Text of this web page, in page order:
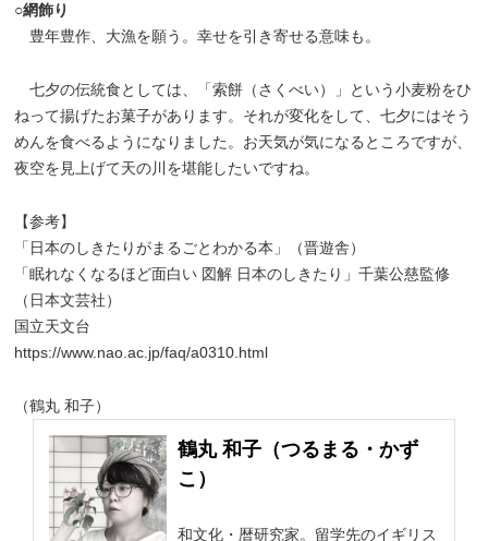
○網飾り
豊年豊作、大漁を願う。幸せを引き寄せる意味も。
七夕の伝統食としては、「索餅（さくべい）」という小麦粉をひ
ねって揚げたお菓子があります。それが変化をして、七夕にはそう
めんを食べるようになりました。お天気が気になるところですが、
夜空を見上げて天の川を堪能したいですね。
【参考】
「日本のしきたりがまるごとわかる本」（晋遊舎）
「眠れなくなるほど面白い 図解 日本のしきたり」千葉公慈監修
（日本文芸社）
国立天文台
https://www.nao.ac.jp/faq/a0310.html
（鶴丸 和子）
鶴丸 和子（つるまる・かず
こ）
和文化・暦研究家。留学先のイギリス